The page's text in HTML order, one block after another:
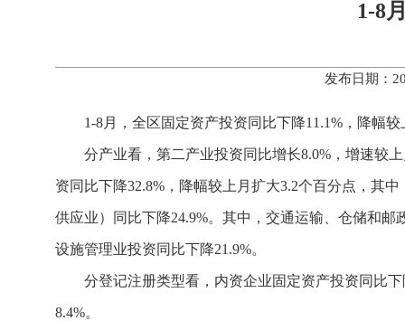
1-8
发布日期：
1-8月，全区固定资产投资同比下降11.1%，降幅
分产业看，第二产业投资同比增长8.0%，增速较
资同比下降32.8%，降幅较上月扩大3.2个百分点，其
供应业）同比下降24.9%。其中，交通运输、仓储和
设施管理业投资同比下降21.9%。
分登记注册类型看，内资企业固定资产投资同比
8.4%。